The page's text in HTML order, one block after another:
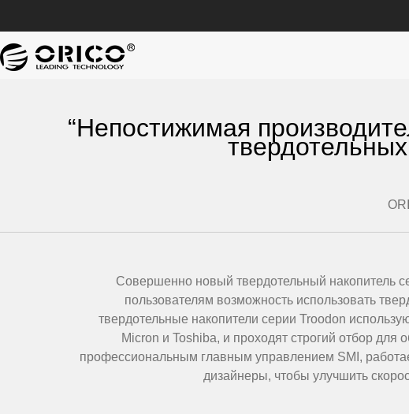
“Непостижимая
Совершенно новый твердотельный накопитель
пользователям возможность использовать
твердотельные накопители серии Troodon
Micron и Toshiba, и проходят строгий отбор
профессиональным главным управлением SMI,
дизайнеры, чтобы улучшить